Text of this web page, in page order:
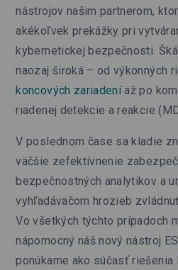
nástrojov našim partnerom,
akékoľvek prekážky pri
kybernetickej bezpečnosti.
naozaj široká – od výkonných
koncových zariadeníaž po
riadenej detekcie a reakcie
V poslednom čase sa kladie
väčšie zefektívnenie
bezpečnostných analytikov a
vyhľadávačom hrozieb
Vo všetkých týchto prípadoch
nápomocný náš nový nástroj
ponúkame ako súčasť riešenia